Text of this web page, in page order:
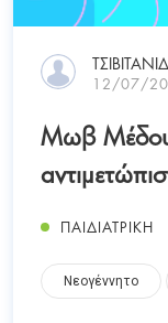
12/07/
Μωβ
ΠΑΙΔΙΑΤΡΙΚΗ
Νεογέννητο